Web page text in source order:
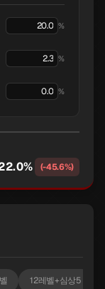
%
%
%
(-45.6%)
12레벨+심상5